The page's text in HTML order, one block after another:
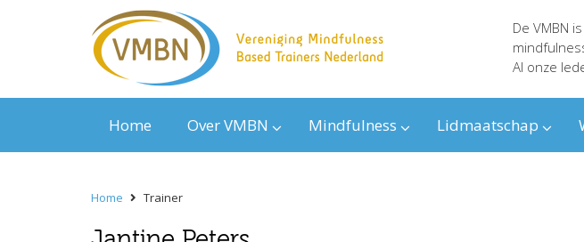
De VMBN
Al onze
Home Over VMBN Mindfulness Lidmaatschap
Home Trainer